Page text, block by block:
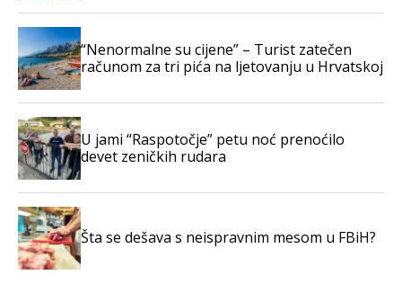
“Nenormalne su cijene” – Turist zatečen
računom za tri pića na ljetovanju u Hrvatskoj
U jami “Raspotočje” petu noć prenoćilo
devet zeničkih rudara
Šta se dešava s neispravnim mesom u FBiH?